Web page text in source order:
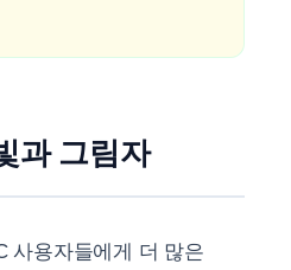
과 그림자
사용자들에게 더 많은